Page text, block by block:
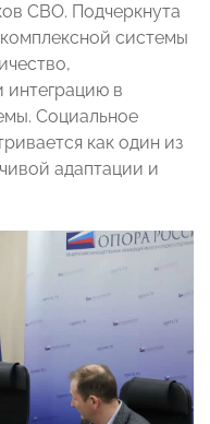
СВО. Подчеркнута
системы
интеграцию в
Социальное
как один из
адаптации и